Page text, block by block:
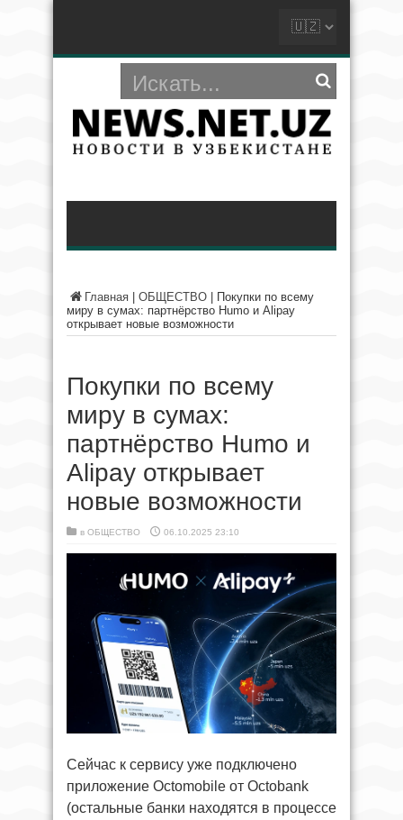
Главная ОБЩЕСТВО
Покупки по всему
миру в сумах: партнёрство Humo и Alipay
открывает новые возможности
Покупки по всему
миру в сумах:
партнёрство Humo и
Alipay открывает
новые возможности
в ОБЩЕСТВО 06.10.2025 23:10
Сейчас к сервису уже подключено
приложение Octomobile от Octobank
(остальные банки находятся в процессе